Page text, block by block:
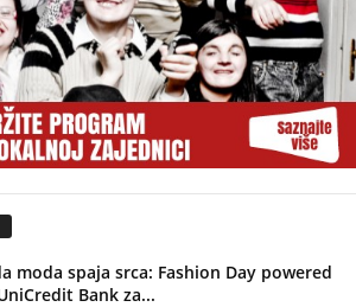
moda spaja srca: Fashion Day powered
Bank za...